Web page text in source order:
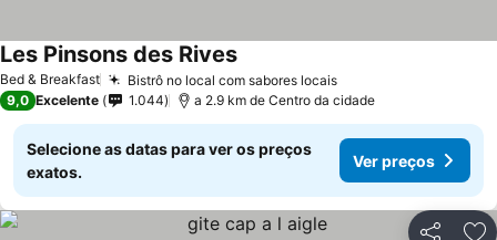
Bed & Breakfast Bistrô no local com sabores locaisVer preços
Les Pinsons des RivesVer preços
9,0 Excelente 1.044 a 2.9 km de Centro da cidade
Selecione as datas para ver os preços
exatos.
Ver preços